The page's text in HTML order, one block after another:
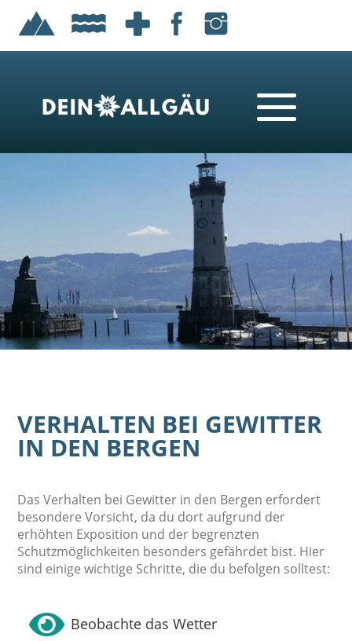
VERHALTEN BEI GEWITTER
IN DEN BERGEN
Das Verhalten bei Gewitter in den Bergen erfordert
besondere Vorsicht, da du dort aufgrund der
erhöhten Exposition und der begrenzten
Schutzmöglichkeiten besonders gefährdet bist. Hier
sind einige wichtige Schritte, die du befolgen solltest:
 Beobachte das Wetter